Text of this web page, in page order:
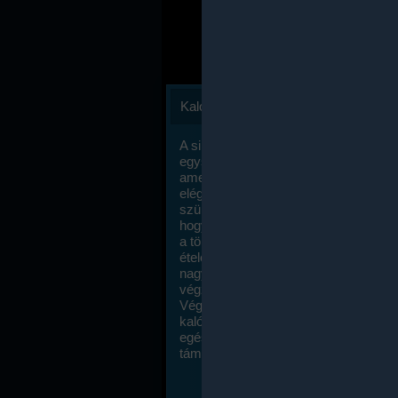
Kalóriaszámlálás
A sikeres fogyás titka valójában igen
egyszerű: égess több energiát, mint
amennyit beviszel. Természetesen
elég nagy fegyelemre és akaraterőre
szükség, de meglepődve fogod
hogy a kalóriaszámolás mennyire
a többi diétához képest. Itt nincsenek
ételek és a megengedett kalóriabevitelt
nagymértékben növelheted ha
végzel.
Végül, de nem utolsó sorban, a
kalóriaszámolás módszerét a legtöbb
egészségügyi szakorvos ajánlja és
támogatja.